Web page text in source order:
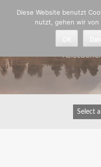
Diese Website benutzt
nutzt, gehen wir von